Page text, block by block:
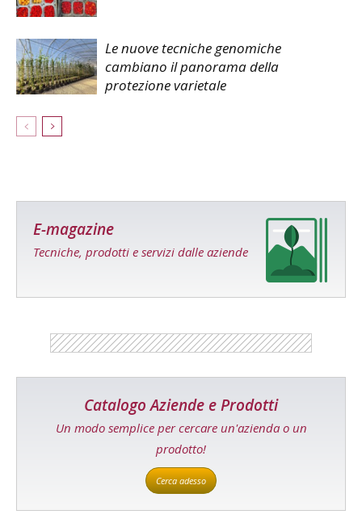
Le nuove tecniche genomiche
cambiano il panorama della
protezione varietale
E-magazine
Tecniche, prodotti e servizi dalle aziende
Catalogo Aziende e Prodotti
Un modo semplice per cercare un'azienda o un
prodotto!
Cerca adesso